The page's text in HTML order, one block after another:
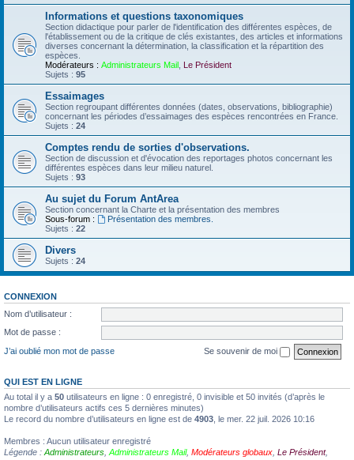
Informations et questions taxonomiques
Section didactique pour parler de l'identification des différentes espèces, de
l'établissement ou de la critique de clés existantes, des articles et informations
diverses concernant la détermination, la classification et la répartition des
espèces.
Modérateurs : Administrateurs Mail Le Président
Sujets : 95
Essaimages
Section regroupant différentes données (dates, observations, bibliographie)
concernant les périodes d’essaimages des espèces rencontrées en France.
Sujets : 24
Comptes rendu de sorties d'observations.
Section de discussion et d'évocation des reportages photos concernant les
différentes espèces dans leur milieu naturel.
Sujets : 93
Au sujet du Forum AntArea
Section concernant la Charte et la présentation des membres
Sous-forum :
Présentation des membres.
Sujets : 22
Divers
Sujets : 24
CONNEXION
Nom d’utilisateur :
Mot de passe :
J’ai oublié mon mot de passe
Se souvenir de moi
QUI EST EN LIGNE
Au total il y a 50 utilisateurs en ligne : 0 enregistré, 0 invisible et 50 invités (d’après le
nombre d’utilisateurs actifs ces 5 dernières minutes)
Le record du nombre d’utilisateurs en ligne est de 4903 , le mer. 22 juil. 2026 10:16
Membres : Aucun utilisateur enregistré
Légende : Administrateurs Administrateurs Mail, Modérateurs globaux Le Président,